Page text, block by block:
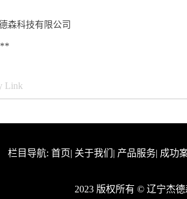
森科技有限公司
Link
栏目导航: 首页| 关于我们 | 产品服务| 成功
2023 版权所有 © 辽宁杰